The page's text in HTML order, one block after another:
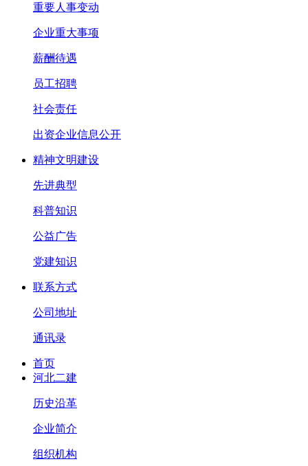
重要人事变动
企业重大事项
薪酬待遇
员工招聘
社会责任
出资企业信息公开
精神文明建设
先进典型
科普知识
公益广告
党建知识
联系方式
公司地址
通讯录
首页
河北二建
历史沿革
企业简介
组织机构